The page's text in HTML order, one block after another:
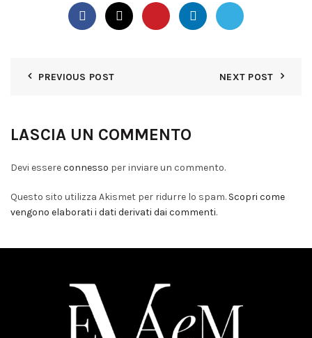
PREVIOUS POST NEXT POST
LASCIA UN COMMENTO
Devi essereconnesso per inviare un commento.
Questo sito utilizza Akismet per ridurre lo spam. Scopri come
vengono elaborati i dati derivati dai commenti.